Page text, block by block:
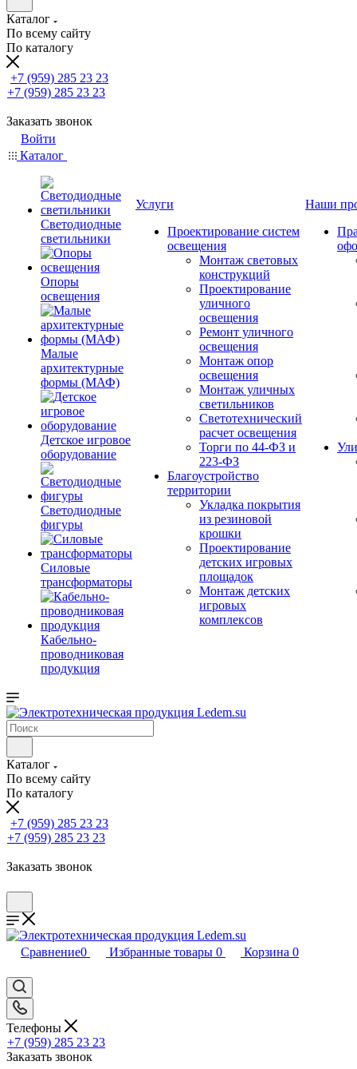
Каталог
По всему сайту
По каталогу
+7 (959) 285 23 23
+7 (959) 285 23 23
Заказать звонок
Войти
Каталог
Светодиодные
светильники
Опоры
освещения
Малые
архитектурные
формы (МАФ)
Детское игровое
оборудование
Светодиодные
фигуры
Силовые
трансформаторы
Кабельно-
проводниковая
продукция
Услуги
Проектирование систем
освещения
Монтаж световых
конструкций
Проектирование
уличного
освещения
Ремонт уличного
освещения
Монтаж опор
освещения
Монтаж уличных
светильников
Светотехнический
расчет освещения
Торги по 44-ФЗ и
223-ФЗ
Благоустройство
территории
Укладка покрытия
из резиновой
крошки
Проектирование
детских игровых
площадок
Монтаж детских
игровых
комплексов
Наши
Каталог
По всему сайту
По каталогу
+7 (959) 285 23 23
+7 (959) 285 23 23
Заказать звонок
Сравнение0 Избранные товары 0 Корзина 0
Телефоны
+7 (959) 285 23 23
Заказать звонок